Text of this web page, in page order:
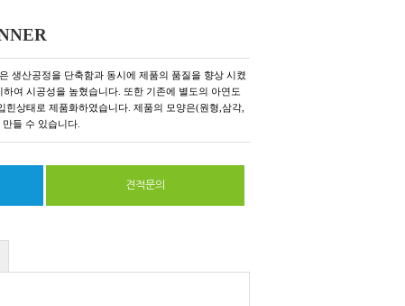
생산공정을 단축함과 동시에 제품의 품질을 향상 시켰
여 시공성을 높혔습니다. 또한 기존에 별도의 아연도
힌상태로 제품화하였습니다. 제품의 모양은(원형,삼각,
들 수 있습니다.
견적문의